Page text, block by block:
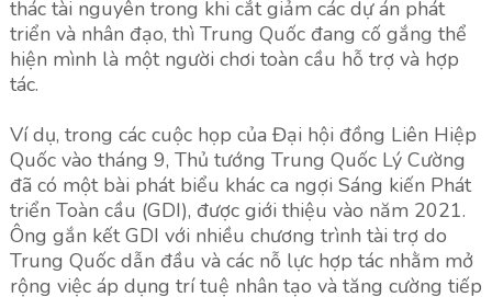
thác tài nguyên trong khi cắt giảm các dự án phát
triển và nhân đạo, thì Trung Quốc đang cố gắng thể
hiện mình là một người chơi toàn cầu hỗ trợ và hợp
tác.
Ví dụ, trong các cuộc họp của Đại hội đồng Liên Hiệp
Quốc vào tháng 9, Thủ tướng Trung Quốc Lý Cường
đã có một bài phát biểu khác ca ngợi Sáng kiến Phát
triển Toàn cầu (GDI), được giới thiệu vào năm 2021.
Ông gắn kết GDI với nhiều chương trình tài trợ do
Trung Quốc dẫn đầu và các nỗ lực hợp tác nhằm mở
rộng việc áp dụng trí tuệ nhân tạo và tăng cường tiếp